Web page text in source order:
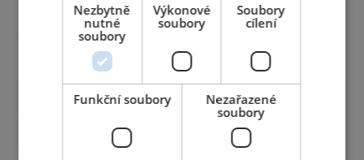
Nezbytně
nutné
soubory
Výkonové
soubory
Soubory
cílení
Funkční soubory
Nezařazené
soubory